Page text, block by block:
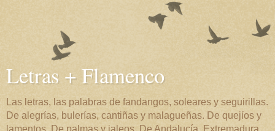
Letras + Flamenco
Las letras, las palabras de fandangos, soleares y seguirillas.
De alegrías, bulerías, cantiñas y malagueñas. De quejíos y
lamentos. De palmas y jaleos. De Andalucía, Extremadura,